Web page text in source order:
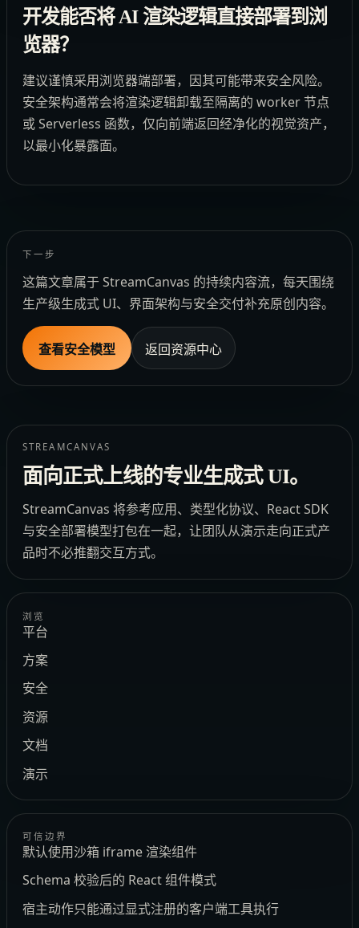
开发能否将 AI 渲染逻辑直接部署到浏
览器？
建议谨慎采用浏览器端部署，因其可能带来安全风险。
安全架构通常会将渲染逻辑卸载至隔离的 worker 节点
或 Serverless 函数，仅向前端返回经净化的视觉资产，
以最小化暴露面。
下一步
这篇文章属于 StreamCanvas 的持续内容流，每天围绕
生产级生成式 UI、界面架构与安全交付补充原创内容。
查看安全模型 返回资源中心
STREAMCANVAS
面向正式上线的专业生成式 UI。
StreamCanvas 将参考应用、类型化协议、React SDK
与安全部署模型打包在一起，让团队从演示走向正式产
品时不必推翻交互方式。
浏览
平台
方案
安全
资源
文档
演示
可信边界
默认使用沙箱 iframe 渲染组件
Schema 校验后的 React 组件模式
宿主动作只能通过显式注册的客户端工具执行